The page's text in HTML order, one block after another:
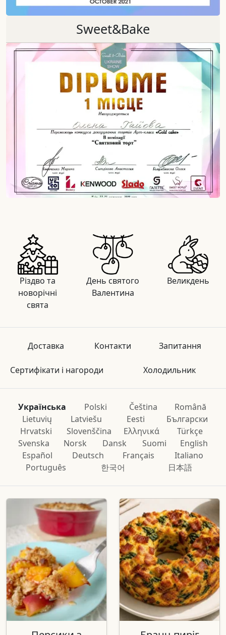
Sweet&Bake
Різдво та
новорічні
свята
День святого
Валентина
Великдень
Доставка Контакти Запитання
Сертифікати і нагороди Холодильник
Українська Polski Čeština
Română
Lietuvių
Latviešu Eesti
Български
Hrvatski
Slovenščina Ελληνικά
Türkçe
Svenska
Norsk Dansk Suomi
English
Español
Deutsch Français
Italiano
Português
한국어 日本語